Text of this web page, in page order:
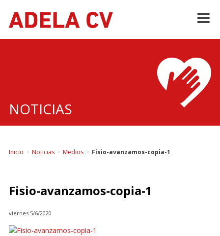
NOTICIAS
Inicio > Noticias > Medios > Fisio-avanzamos-copia-1
Fisio-avanzamos-copia-1
viernes 5/6/2020